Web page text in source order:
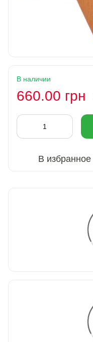
В наличии
660.00 грн
В избранное